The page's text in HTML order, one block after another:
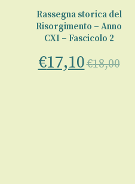
Rassegna storica del
Risorgimento – Anno
CXI – Fascicolo 2
€17,10€18,00